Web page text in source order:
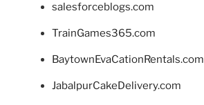
salesforceblogs.com
TrainGames365.com
BaytownEvaCationRentals.com
JabalpurCakeDelivery.com